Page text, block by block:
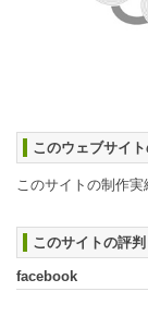
このウェブサイ
このサイトの制作実
このサイトの評判
facebook